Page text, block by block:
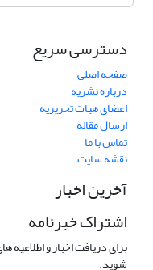
دسترسی سریع
صفحه اصلی
درباره نشریه
اعضای هیات تحریریه
ارسال مقاله
تماس با ما
نقشه سایت
آخرین اخبار
اشتراک خبرنامه
برای دریافت اخبار و
شوید.